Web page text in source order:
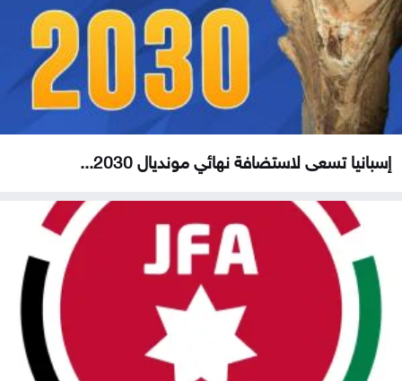
إسبانيا تسعى لاستضافة نهائي مونديال 2030...